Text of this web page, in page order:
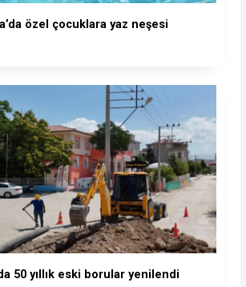
özel çocuklara yaz neşesi
50 yıllık eski borular yenilendi